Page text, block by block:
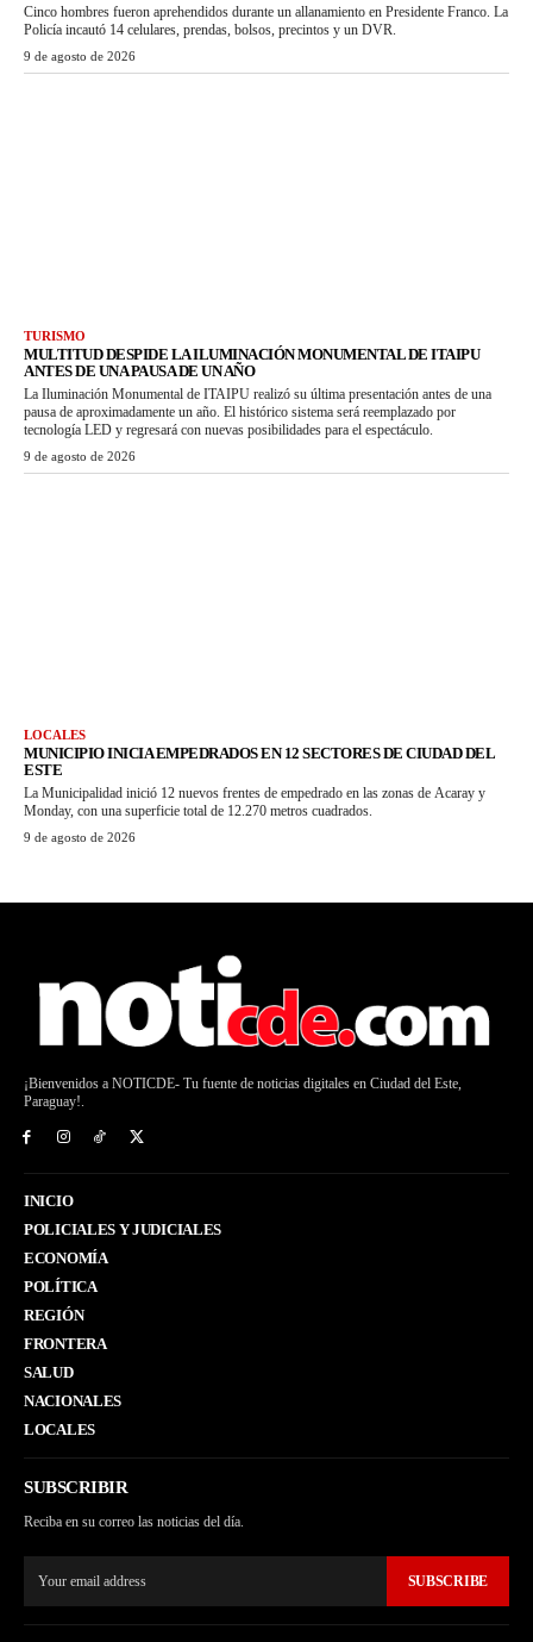
Cinco hombres fueron aprehendidos durante un allanamiento en Presidente Franco. La
Policía incautó 14 celulares, prendas, bolsos, precintos y un DVR.
9 de agosto de 2026
TURISMO
MULTITUD DESPIDE LA ILUMINACIÓN MONUMENTAL DE ITAIPU
ANTES DE UNA PAUSA DE UN AÑO
La Iluminación Monumental de ITAIPU realizó su última presentación antes de una
pausa de aproximadamente un año. El histórico sistema será reemplazado por
tecnología LED y regresará con nuevas posibilidades para el espectáculo.
9 de agosto de 2026
LOCALES
MUNICIPIO INICIA EMPEDRADOS EN 12 SECTORES DE CIUDAD DEL
ESTE
La Municipalidad inició 12 nuevos frentes de empedrado en las zonas de Acaray y
Monday, con una superficie total de 12.270 metros cuadrados.
9 de agosto de 2026
¡Bienvenidos a NOTICDE- Tu fuente de noticias digitales en Ciudad del Este,
Paraguay!.
INICIO
POLICIALES Y JUDICIALES
ECONOMÍA
POLÍTICA
REGIÓN
FRONTERA
SALUD
NACIONALES
LOCALES
SUBSCRIBIR
Reciba en su correo las noticias del día.
SUBSCRIBE